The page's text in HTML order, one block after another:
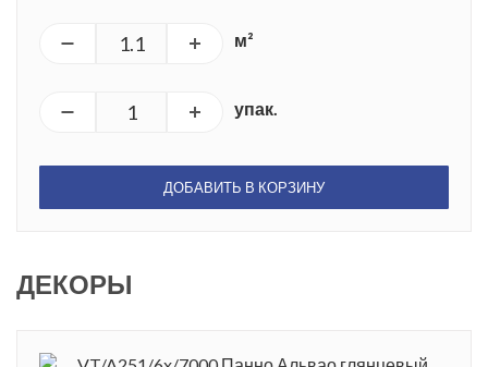
м²
упак.
ДОБАВИТЬ В КОРЗИНУ
ДЕКОРЫ